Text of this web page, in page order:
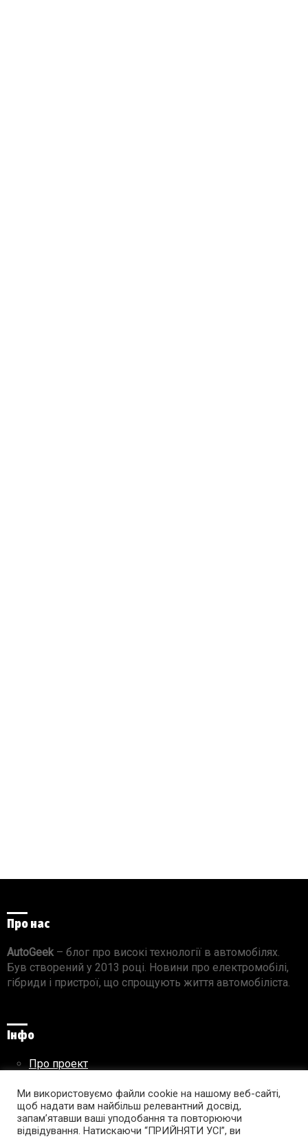
Про нас
AutoGeek– блог про високі технології в автомобілях.
Був створений у 2013 році. Новини про електромобілі,
гібриди і пристрої, що спрощують життя автомобіліста.
Інфо
Про проект
Правила використання матеріалів
Ми використовуємо файли cookie на нашому веб-сайті,
щоб надати вам найбільш релевантний досвід,
запам’ятавши ваші уподобання та повторюючи
відвідування. Натискаючи “ПРИЙНЯТИ УСІ”, ви